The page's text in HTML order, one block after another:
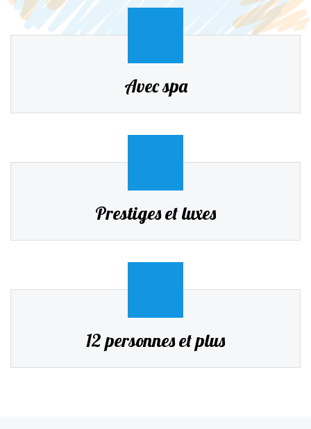
Avec spa
Prestiges et luxes
12 personnes et plus